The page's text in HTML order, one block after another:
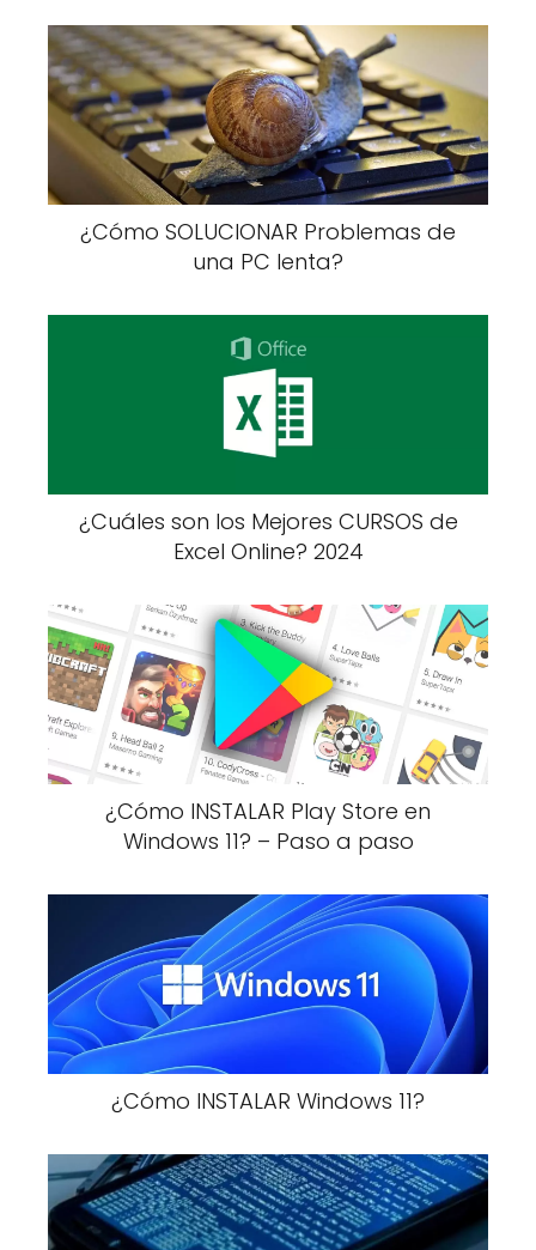
¿Cómo SOLUCIONAR Problemas de
una PC lenta?
¿Cuáles son los Mejores CURSOS de
Excel Online? 2024
¿Cómo INSTALAR Play Store en
Windows 11? – Paso a paso
¿Cómo INSTALAR Windows 11?